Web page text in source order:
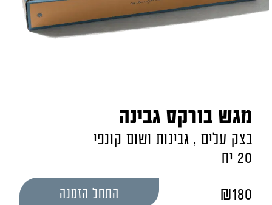
מגש בורקס גבינה
בצק עלים , גבינות ושום קונפי
20 יח
180
₪ התחל הזמנה